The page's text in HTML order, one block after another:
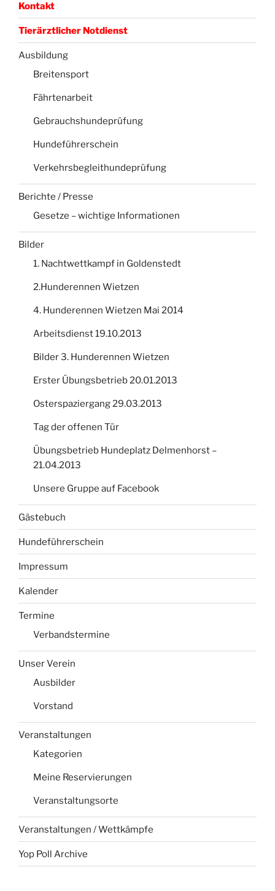
Kontakt
Tierärztlicher Notdienst
Ausbildung
Breitensport
Fährtenarbeit
Gebrauchshundeprüfung
Hundeführerschein
Verkehrsbegleithundeprüfung
Berichte / Presse
Gesetze – wichtige Informationen
Bilder
1. Nachtwettkampf in Goldenstedt
2.Hunderennen Wietzen
4. Hunderennen Wietzen Mai 2014
Arbeitsdienst 19.10.2013
Bilder 3. Hunderennen Wietzen
Erster Übungsbetrieb 20.01.2013
Osterspaziergang 29.03.2013
Tag der offenen Tür
Übungsbetrieb Hundeplatz Delmenhorst –
21.04.2013
Unsere Gruppe auf Facebook
Gästebuch
Hundeführerschein
Impressum
Kalender
Termine
Verbandstermine
Unser Verein
Ausbilder
Vorstand
Veranstaltungen
Kategorien
Meine Reservierungen
Veranstaltungsorte
Veranstaltungen / Wettkämpfe
Yop Poll Archive